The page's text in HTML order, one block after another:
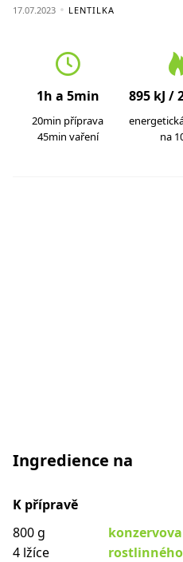
17.07.2023 LENTILKA
1h a 5min
20min příprava
45min vaření
895 kJ /
na
Ingredience na
K přípravě
800 g
4 lžíce